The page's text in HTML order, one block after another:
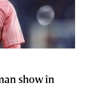
show în